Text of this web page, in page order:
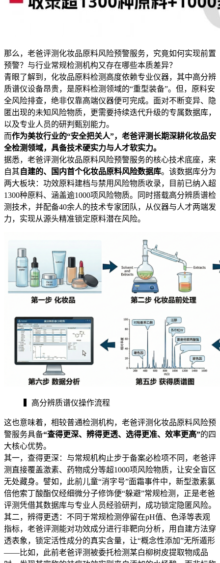
那么，老爸评测化妆品原料风险预警服务，究竟如何实现前置
预警？与行业常规检测机构又存在哪些本质差异？
青眼了解到，化妆品原料检测高度依赖专业仪器，其中高分辨
质谱仪设备昂贵，是原料检测领域的“重型装备”。但，原料安
全风险排查，绝非仅靠高端仪器便可完成。面对不断变异、隐
匿出现的未知风险物质，更需要持续迭代升级的专属数据库，
以及专业人员的研判甄别能力。
而作为美妆行业的“安全把关人”，老爸评测长期深耕化妆品安
全检测领域，具备技术硬实力与人才软实力。
据悉，老爸评测化妆品原料风险预警服务的核心技术底座，来
自其自建的、国内首个化妆品原料风险数据库。该数据库分为
两大板块：功效原料建档与禁用风险物质收录，目前已纳入超
1300种原料、涵盖逾1000项风险物质。同时搭载高分辨质谱检
测技术，并配备40余人的技术专家团队，从仪器与人才两端发
力，实现从源头精准锁定原料潜在风险。
▍高分辨质谱仪操作流程
这也意味着，相较普通检测机构，老爸评测化妆品原料风险预
警服务具备“查得更深、辨得更透、选得更准、效率更高”的四
大核心优势。
其一，查得更深：与常规机构止步于备案必检项不同，老爸评
测直接覆盖激素、药物成分等超1000项风险物质，让安全盲区
无处藏身。譬如，此前儿童“消字号”面霜事件中，新型激素氯
倍他索丁酸酯仅经细微分子修饰便“躲避”常规检测，正是老爸
评测凭借其数据库与专业人员经验研判，成功锁定隐匿风险。
其二，辨得更透：不同于常规检测停留在pH值、色泽等表观
指标，老爸评测能对功效成分进行非靶向分析，用自建方法穿
透表象，锁定活性成分的真实含量，让“概念性添加”无所遁形
——比如，此前老爸评测被委托检测某白柳树皮提取物成品